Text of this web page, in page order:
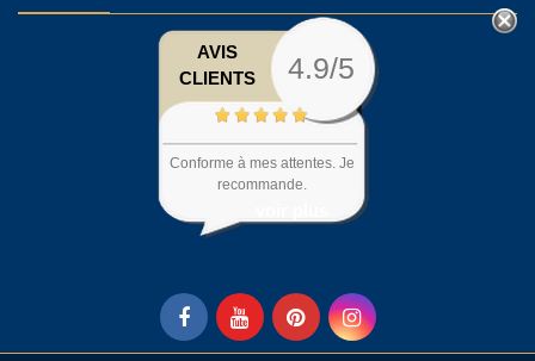
AVIS
CLIENTS
4.9/5
Conforme à mes attentes. Je
recommande.